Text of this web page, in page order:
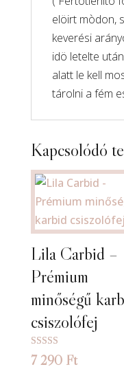
elöirt mòdon,
keverési
idö letelte
alatt le kell
tárolni a fém
Kapcsolódó
Lila Carbid –
Prémium
minőségű
csiszolófej
Értékelés:
5.00
7 290 Ft